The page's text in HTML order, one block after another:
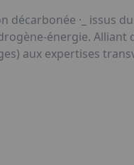
décarbonée ·_ issus
énergie. Alliant
aux expertises